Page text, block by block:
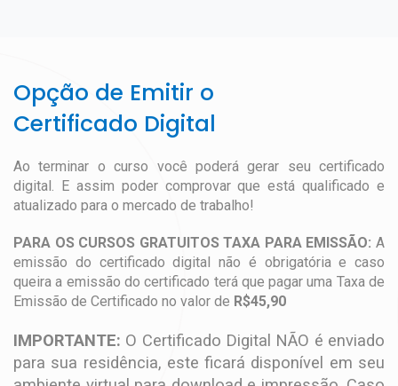
Opção de Emitir o
Certificado Digital
Ao terminar o curso você poderá gerar seu certificado
digital. E assim poder comprovar que está qualificado e
atualizado para o mercado de trabalho!
PARA OS CURSOS GRATUITOS TAXA PARA EMISSÃO: A
emissão do certificado digital não é obrigatória e caso
queira a emissão do certificado terá que pagar uma Taxa de
Emissão de Certificado no valor de R$45,90
IMPORTANTE: O Certificado Digital NÃO é enviado
para sua residência, este ficará disponível em seu